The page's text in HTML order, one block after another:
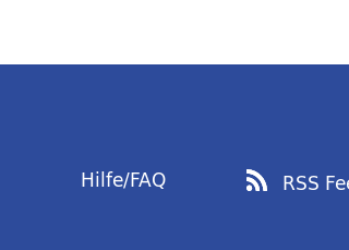
Hilfe/FAQ RSS